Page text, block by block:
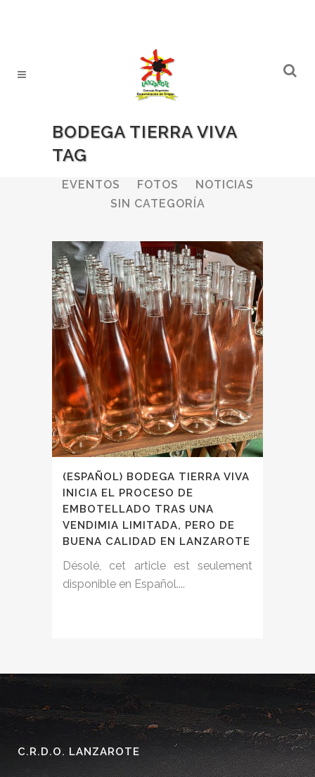
BODEGA TIERRA VIVA
TAG
ALL
EVENTOS
FOTOS
NOTICIAS
SIN CATEGORÍA
(ESPAÑOL) BODEGA TIERRA VIVA
INICIA EL PROCESO DE
EMBOTELLADO TRAS UNA
VENDIMIA LIMITADA, PERO DE
BUENA CALIDAD EN LANZAROTE
Désolé, cet article est seulement
disponible en Español....
C.R.D.O. LANZAROTE